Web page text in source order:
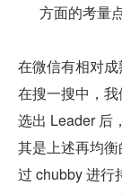
方面的考量
在微信有相对
在搜一搜中，
选出 Leader 后
其是上述再均
过 chubby 进行